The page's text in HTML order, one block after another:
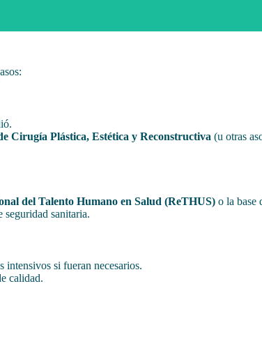
Cirugía Plástica, Estética y Reconstructiva (u otras
del Talento Humano en Salud (ReTHUS) o la base
seguridad sanitaria.
intensivos si fueran necesarios.
calidad.